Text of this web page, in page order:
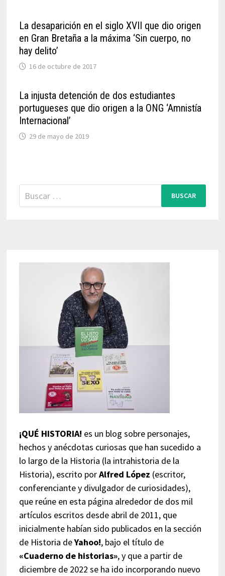
La desaparición en el siglo XVII que dio origen
en Gran Bretaña a la máxima ‘Sin cuerpo, no
hay delito’
16 de octubre de 2017
La injusta detención de dos estudiantes
portugueses que dio origen a la ONG ‘Amnistía
Internacional’
29 de mayo de 2019
Buscar:
¡QUÉ HISTORIA! es un blog sobre personajes,
hechos y anécdotas curiosas que han sucedido a
lo largo de la Historia (la intrahistoria de la
Historia), escrito porAlfred López (escritor,
conferenciante y divulgador de curiosidades),
que reúne en esta página alrededor de dos mil
artículos escritos desde abril de 2011, que
inicialmente habían sido publicados en la sección
de Historia deYahoo!, bajo el título de
«Cuaderno de historias», y que a partir de
diciembre de 2022 se ha ido incorporando nuevo